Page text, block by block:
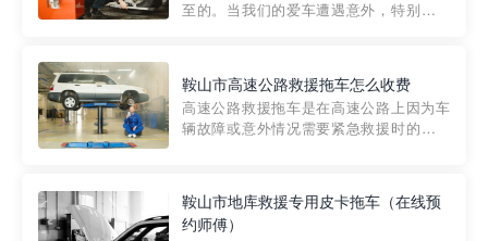
至的。当我们的爱车遭遇意外，特别是在
细解析一下市区事故救援拖车的收费标
准，以及在选用拖车服务时应注...
鞍山市高速公路救援拖车怎么收费
高速公路救援拖车是在高速公路上因为车
辆故障或意外情况需要紧急救援时的必备
路救援拖车的收费标准是由当地交通管理
部门制定的。起步价通...
鞍山市地库救援专用皮卡拖车（在线预
约师傅）